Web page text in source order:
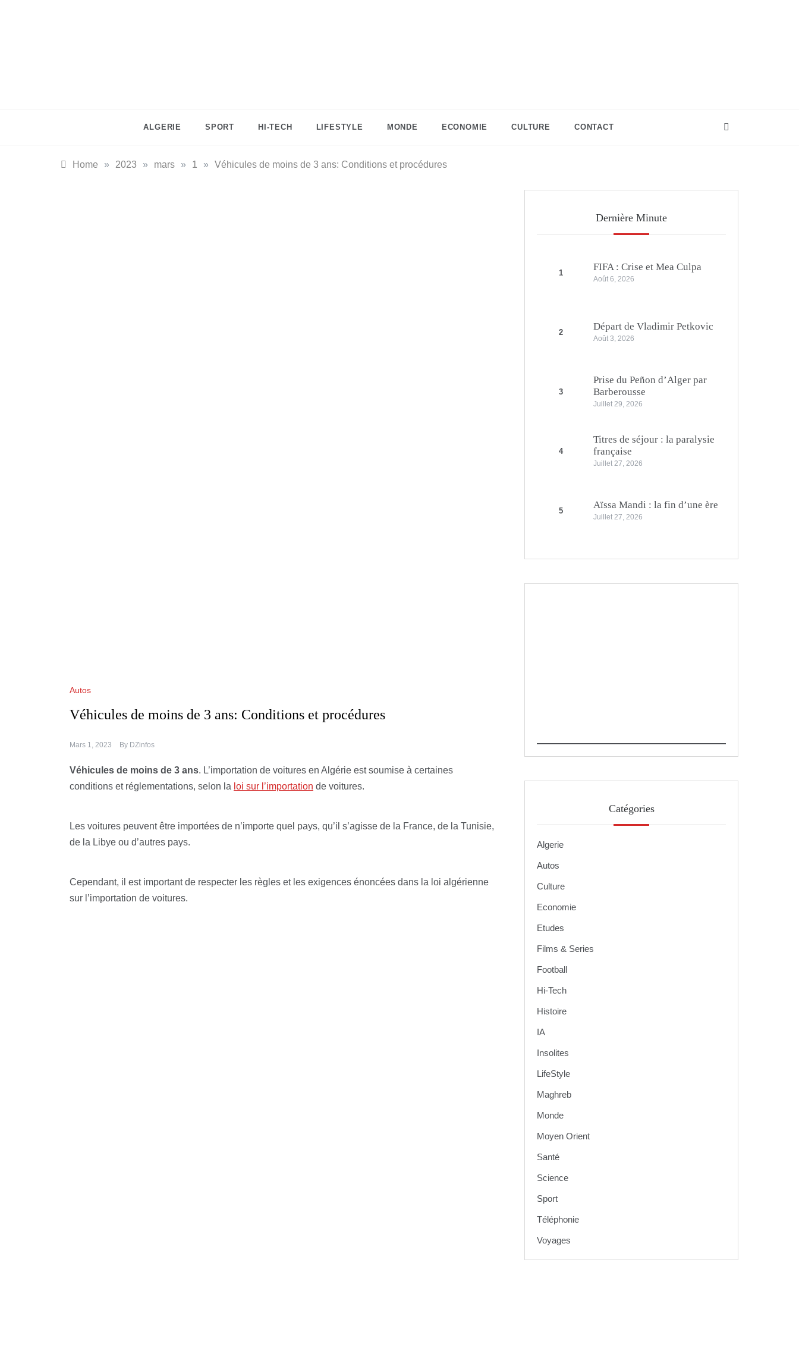
ALGERIE SPORT HI-TECH LIFESTYLE MONDE ECONOMIE CULTURE CONTACT
Home » 2023 » mars » 1 » Véhicules de moins de 3 ans: Conditions et procédures
Autos
Véhicules de moins de 3 ans: Conditions et procédures
Mars 1, 2023 By DZinfos
Véhicules de moins de 3 ans. L’importation de voitures en Algérie est soumise à certaines
conditions et réglementations, selon la loi sur l’importation de voitures.
Les voitures peuvent être importées de n’importe quel pays, qu’il s’agisse de la France, de la Tunisie,
de la Libye ou d’autres pays.
Cependant, il est important de respecter les règles et les exigences énoncées dans la loi algérienne
sur l’importation de voitures.
Dernière Minute
1
FIFA : Crise et Mea Culpa
Août 6, 2026
2
Départ de Vladimir Petkovic
Août 3, 2026
3
Prise du Peñon d’Alger par
Barberousse
Juillet 29, 2026
4
Titres de séjour : la paralysie
française
Juillet 27, 2026
5
Aïssa Mandi : la fin d’une ère
Juillet 27, 2026
Catégories
Algerie
Autos
Culture
Economie
Etudes
Films & Series
Football
Hi-Tech
Histoire
IA
Insolites
LifeStyle
Maghreb
Monde
Moyen Orient
Santé
Science
Sport
Téléphonie
Voyages